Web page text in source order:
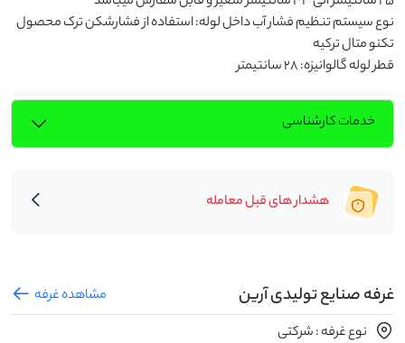
قطر لوله گالوانیزه: 28 سانتیمتر
خدمات کارشناسی
هشدار های قبل معامله
غرفه صنایع تولیدی آرین
مشاهده غرفه
نوع غرفه : شرکتی